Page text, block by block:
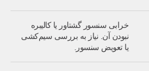
خرابی سنسور گشتاور یا کالیبره
نبودن آن. نیاز به بررسی سیم‌کشی
یا تعویض سنسور.